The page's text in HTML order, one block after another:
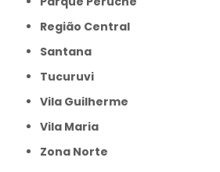
Região Central
Santana
Tucuruvi
Vila Guilherme
Vila Maria
Zona Norte